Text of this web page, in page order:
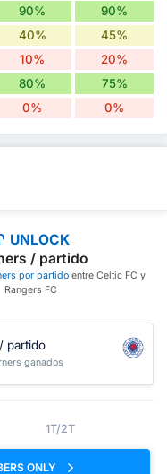
90% 90%
40% 45%
10% 20%
80% 75%
0% 0%
UNLOCK
/ partido
por partido entre Celtic FC y
Rangers FC
/ partido
ganados
1T/2T
ONLY